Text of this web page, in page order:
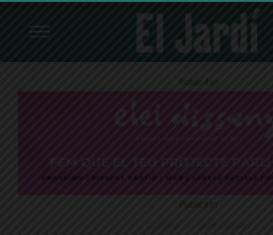
Publicitat
Publicitat